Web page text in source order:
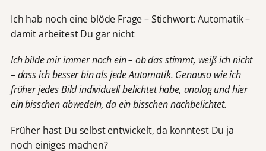
Ich hab noch eine blöde Frage – Stichwort: Automatik –
damit arbeitest Du gar nicht
Ich bilde mir immer noch ein – ob das stimmt, weiß ich nicht
– dass ich besser bin als jede Automatik. Genauso wie ich
früher jedes Bild individuell belichtet habe, analog und hier
ein bisschen abwedeln, da ein bisschen nachbelichtet.
Früher hast Du selbst entwickelt, da konntest Du ja
noch einiges machen?